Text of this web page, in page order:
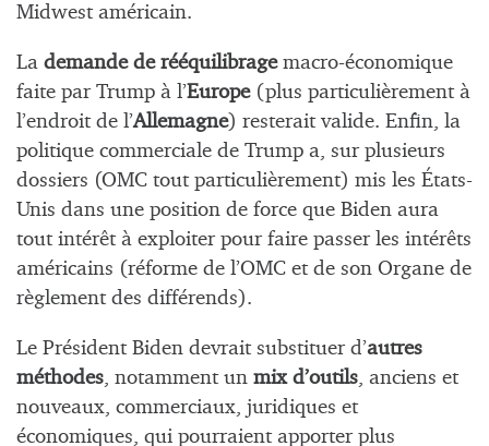
Midwest américain.
La demande de rééquilibragemacro-économique
faite par Trump à l’Europe(plus particulièrement à
l’endroit de l’Allemagne) resterait valide. Enfin, la
politique commerciale de Trump a, sur plusieurs
dossiers (OMC tout particulièrement) mis les États-
Unis dans une position de force que Biden aura
tout intérêt à exploiter pour faire passer les intérêts
américains (réforme de l’OMC et de son Organe de
règlement des différends).
Le Président Biden devrait substituer d’autres
méthodes, notamment un mix d’outils, anciens et
nouveaux, commerciaux, juridiques et
économiques, qui pourraient apporter plus